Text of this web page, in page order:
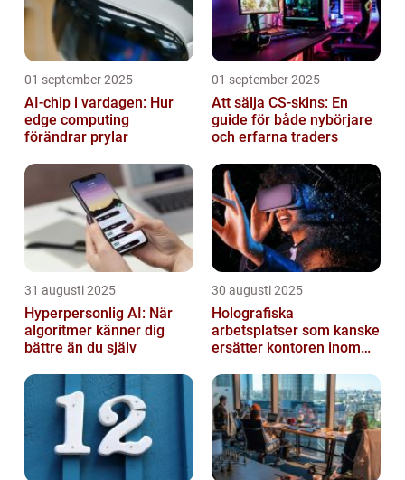
01 september 2025
AI-chip i vardagen: Hur
edge computing
förändrar prylar
01 september 2025
Att sälja CS-skins: En
guide för både nybörjare
och erfarna traders
31 augusti 2025
Hyperpersonlig AI: När
algoritmer känner dig
bättre än du själv
30 augusti 2025
Holografiska
arbetsplatser som kanske
ersätter kontoren inom